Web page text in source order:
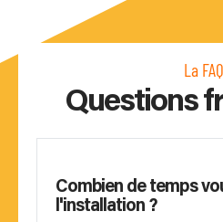
La FAQ
Questions
Combien de temps
l'installation ?